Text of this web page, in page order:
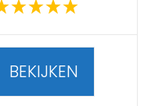
BEKIJKEN